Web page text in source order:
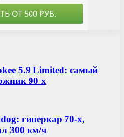
5.9 Limited: самый
90-х
гиперкар 70-х,
300 км/ч